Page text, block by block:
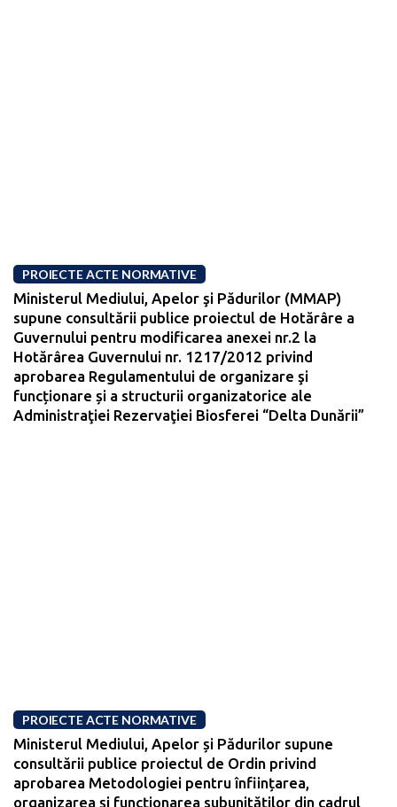
PROIECTE ACTE NORMATIVE
Ministerul Mediului, Apelor şi Pădurilor (MMAP)
supune consultării publice proiectul de Hotărâre a
Guvernului pentru modificarea anexei nr.2 la
Hotărârea Guvernului nr. 1217/2012 privind
aprobarea Regulamentului de organizare şi
funcționare și a structurii organizatorice ale
Administraţiei Rezervaţiei Biosferei “Delta Dunării”
PROIECTE ACTE NORMATIVE
Ministerul Mediului, Apelor și Pădurilor supune
consultării publice proiectul de Ordin privind
aprobarea Metodologiei pentru înființarea,
organizarea și funcționarea subunităților din cadrul